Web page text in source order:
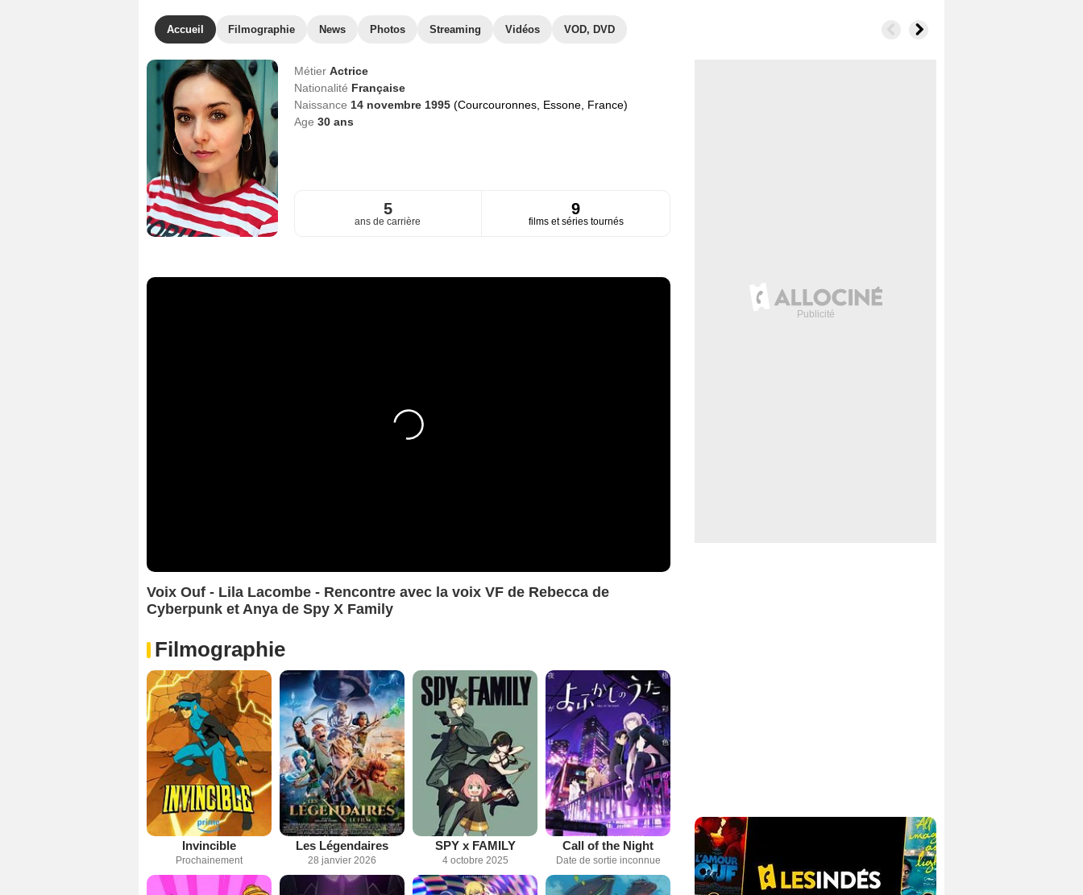
Accueil Filmographie News Photos Streaming Vidéos VOD, DVD
Métier Actrice
Nationalité Française
Naissance 14 novembre 1995 (Courcouronnes, Essone, France)
Age 30ans
5
ans de carrière
9
films et séries tournés
Voix Ouf - Lila Lacombe - Rencontre avec la voix VF de Rebecca de
Cyberpunk et Anya de Spy X Family
Filmographie
Invincible
Prochainement
Les Légendaires
28 janvier 2026
SPY x FAMILY
4 octobre 2025
Call of the Night
Date de sortie inconnue